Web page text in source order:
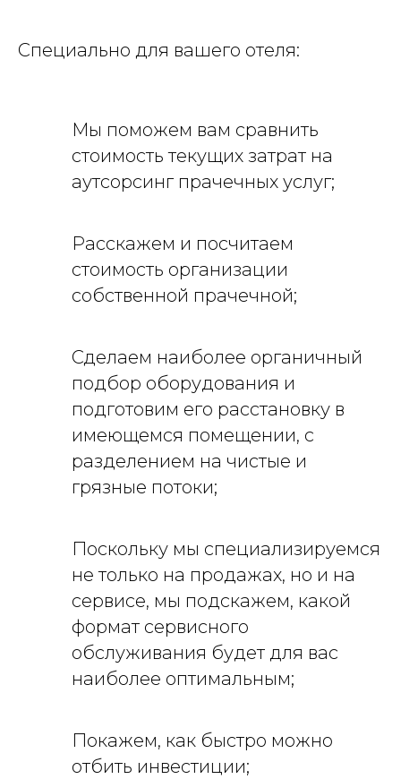
Специально для вашего отеля:
Мы поможем вам сравнить
стоимость текущих затрат на
аутсорсинг прачечных услуг;
Расскажем и посчитаем
стоимость организации
собственной прачечной;
Сделаем наиболее органичный
подбор оборудования и
подготовим его расстановку в
имеющемся помещении, с
разделением на чистые и
грязные потоки;
Поскольку мы специализируемся
не только на продажах, но и на
сервисе, мы подскажем, какой
формат сервисного
обслуживания будет для вас
наиболее оптимальным;
Покажем, как быстро можно
отбить инвестиции;